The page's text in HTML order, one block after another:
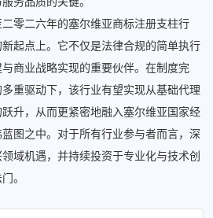
二六年的塞尔维亚商标注册支柱行
起点上。它不仅是法律合规的简单执行
商业战略实现的重要伙伴。在制度完
重驱动下，该行业有望实现从基础代理
升，从而更紧密地融入塞尔维亚国家经
图之中。对于所有行业参与者而言，深
域机遇，并持续投资于专业化与技术创
。